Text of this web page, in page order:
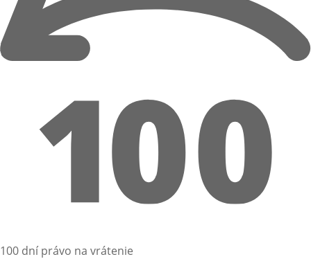
100 dní právo na vrátenie